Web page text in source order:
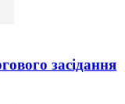
засідання